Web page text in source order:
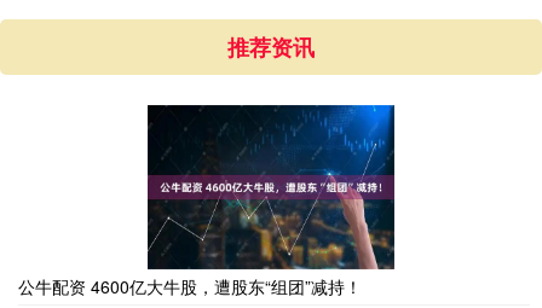
推荐资讯
公牛配资 4600亿大牛股，遭股东“组团”减持！